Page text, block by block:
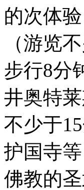
的次体
（游览
步行8分
井奥特
不少于
护国寺
佛教的